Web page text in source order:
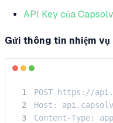
API Key của
Gửi thông tin nhiệm
POST https://
Host:
Content-Type: